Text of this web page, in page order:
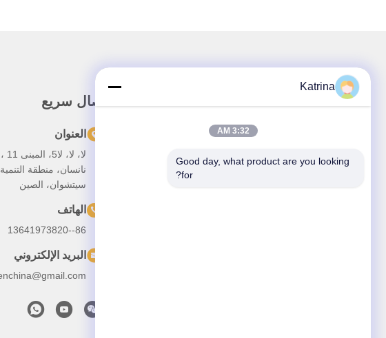
رابط سريع
حولنا
اتصال سريع
العنوان
نانسان، منطقة
سيتشوان، الصين
الهاتف
86--13641973820
البريد الإلكتروني
Katrina
3:32 AM
Good day, what product are you looking
for?